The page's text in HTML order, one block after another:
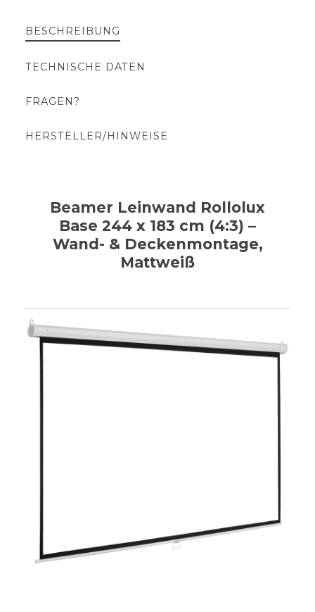
BESCHREIBUNG
TECHNISCHE DATEN
FRAGEN?
HERSTELLER/HINWEISE
Beamer Leinwand Rollolux
Base 244 x 183 cm (4:3) –
Wand- & Deckenmontage,
Mattweiß